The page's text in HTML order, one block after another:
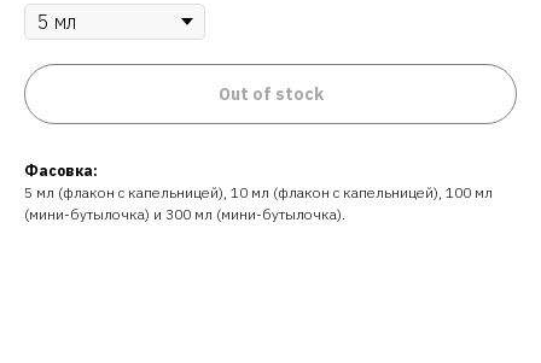
Out of stock
Фасовка:
5 мл (флакон с капельницей), 10 мл (флакон с капельницей), 100 мл
(мини-бутылочка) и 300 мл (мини-бутылочка).